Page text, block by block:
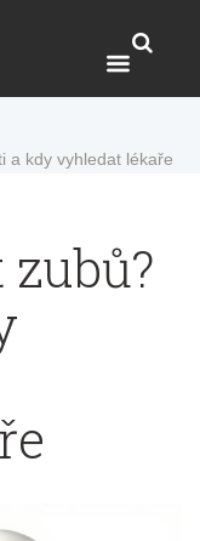
a kdy vyhledat lékaře